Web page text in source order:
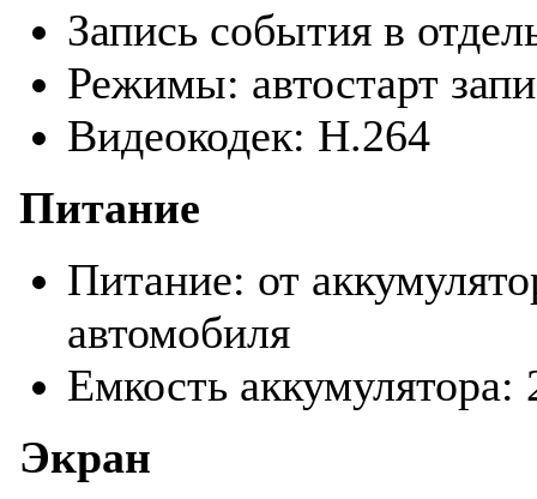
Запись события в
Режимы: автостарт
Видеокодек: H.264
Питание
Питание: от
автомобиля
Емкость
Экран